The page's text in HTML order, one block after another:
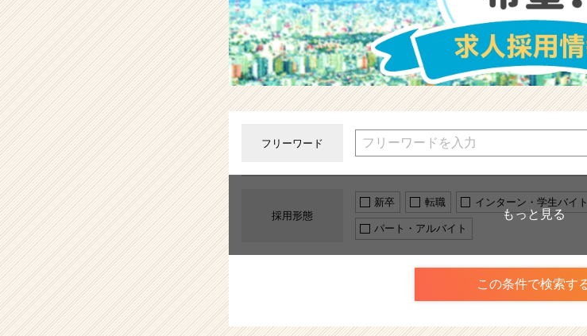
フリーワード
採用形態
新卒 転職 インターン・学生バイト
パート・アルバイト